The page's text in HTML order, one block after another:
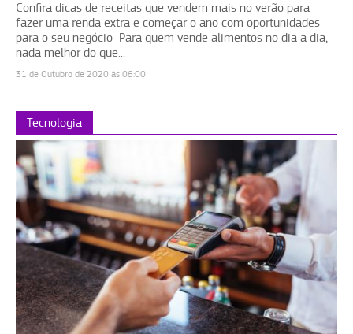
Confira dicas de receitas que vendem mais no verão para
fazer uma renda extra e começar o ano com oportunidades
para o seu negócio Para quem vende alimentos no dia a dia,
nada melhor do que...
31 de Outubro de 2020 às 06:00
Tecnologia